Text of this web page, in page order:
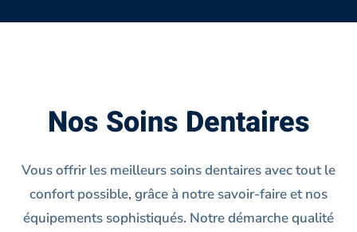
Nos
Soins
Nos Soins Dentaires
Vous offrir les meilleurs soins dentaires avec tout le
confort possible, grâce à notre savoir-faire et nos
équipements sophistiqués. Notre démarche qualité